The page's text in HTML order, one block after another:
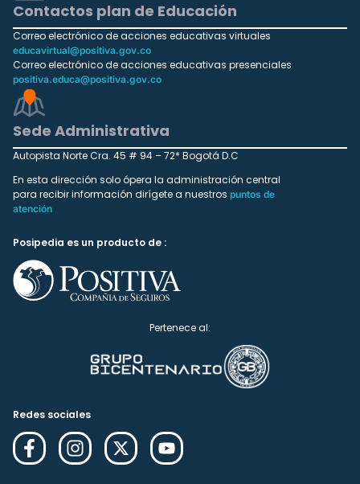
Contactos plan de Educación
Correo electrónico de acciones educativas virtuales
educavirtual@positiva.gov.co
Correo electrónico de acciones educativas presenciales
positiva.educa@positiva.gov.co
Sede Administrativa
Autopista Norte Cra. 45 # 94 – 72* Bogotá D.C
En esta dirección solo ópera la administración central
para recibir información dirígete a nuestros puntos de
atención
Posipedia es un producto de :
Pertenece al:
Redes sociales